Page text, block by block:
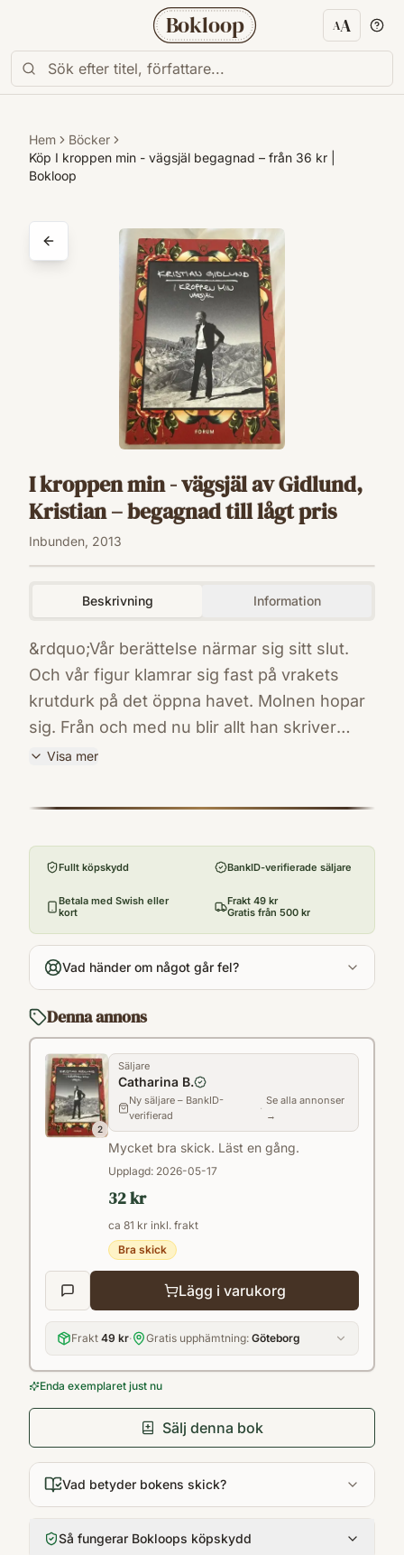
Bokloop AA
Hem
Böcker
Köp I kroppen min - vägsjäl begagnad – från 36 kr |
Bokloop
I kroppen min - vägsjäl av Gidlund,
Kristian – begagnad till lågt pris
Inbunden, 2013
Beskrivning Information
&rdquo;Vår berättelse närmar sig sitt slut.
Och vår figur klamrar sig fast på vrakets
krutdurk på det öppna havet. Molnen hopar
sig. Från och med nu blir allt han skriver
korta fragment som han ristar in i tunnans
kroppen min kommer nu Kristian Gidlunds
namn. Texterna återspeglar Kristians tankar
av hans liv. Boken innehåller också Emma
Svenssons bilder från fotoutställningen om
Kristian Gidlund.Han hade ett sjömanshjärta i
sitt bröst. Han sökte äventyret. Han älskade
livet. Kristian Gidlund, författaren,
journalisten och musikern avled den 17
september 2013. Han blev 29 år gammal.
Visa mer
9789137142630
Forum
Utgivningsår
2013
Antal sidor
211
Språk
Format
Inbunden
Fullt köpskydd BankID-verifierade säljare
Betala med Swish eller
kort
Frakt 49 kr
Gratis från 500 kr
Vad händer om något går fel?
Denna annons
2
Säljare
Catharina B.
Ny säljare – BankID-
verifierad
·
Se alla annonser
→
Mycket bra skick. Läst en gång.
Upplagd: 2026-05-17
32 kr
ca 81 kr inkl. frakt
Bra skick
Lägg i varukorg
Frakt 49 kr· Gratis upphämtning: Göteborg
Enda exemplaret just nu
Sälj denna bok
Vad betyder bokens skick?
Så fungerar Bokloops köpskydd